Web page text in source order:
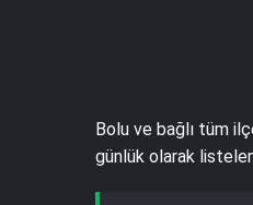
Bolu ve bağlı tüm
günlük olarak